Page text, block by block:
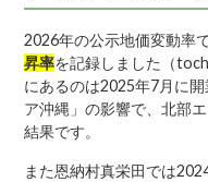
2026年の公示地価変動率
昇率を記録しました（
にあるのは2025年7月に
ア沖縄」の影響で、北部
結果です。
また恩納村真栄田では